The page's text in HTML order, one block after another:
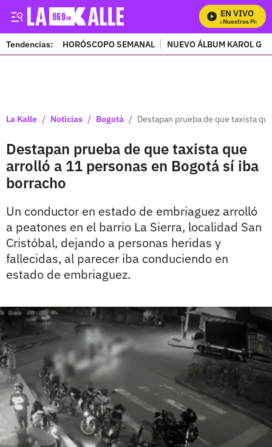
EN VIVO
Mira Todos Nuestros
Tendencias: HORÓSCOPO SEMANAL NUEVO ÁLBUM KAROL G
La Kalle / Noticias / Bogotá / Destapan prueba de que taxista
Destapan prueba de que taxista que
arrolló a 11 personas en Bogotá sí iba
borracho
Un conductor en estado de embriaguez arrolló
a peatones en el barrio La Sierra, localidad San
Cristóbal, dejando a personas heridas y
fallecidas, al parecer iba conduciendo en
estado de embriaguez.